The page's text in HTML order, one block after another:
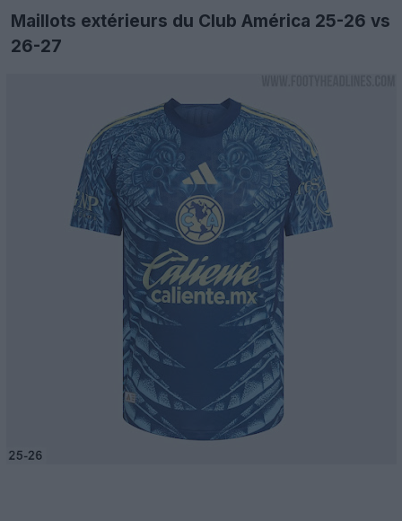
Maillots extérieurs du Club América 25-26 vs
26-27